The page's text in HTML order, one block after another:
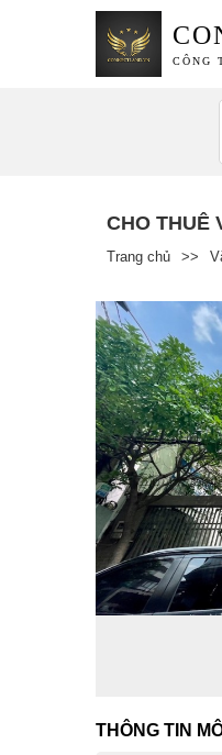
CÔNG
CHO THUÊ
Trang chủ >>
THÔNG TIN